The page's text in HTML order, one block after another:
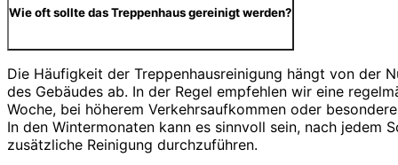
Wie oft sollte das Treppenhaus gereinigt werden?
Die Häufigkeit der Treppenhausreinigung hängt von der
des Gebäudes ab. In der Regel empfehlen wir eine
Woche, bei höherem Verkehrsaufkommen oder
In den Wintermonaten kann es sinnvoll sein, nach jedem
zusätzliche Reinigung durchzuführen.